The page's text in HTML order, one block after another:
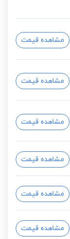
مشاهده قیمت
مشاهده قیمت
مشاهده قیمت
مشاهده قیمت
مشاهده قیمت
مشاهده قیمت